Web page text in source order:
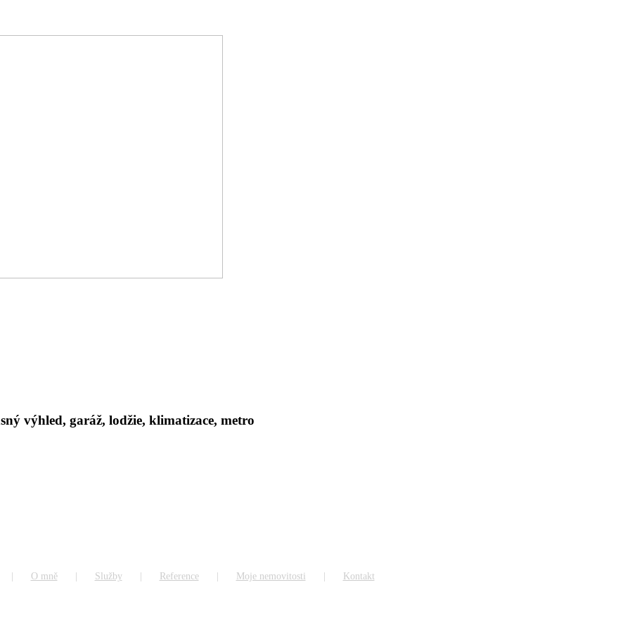
výhled, garáž, lodžie, klimatizace, metro
O mně Služby Reference Moje nemovitosti Kontakt